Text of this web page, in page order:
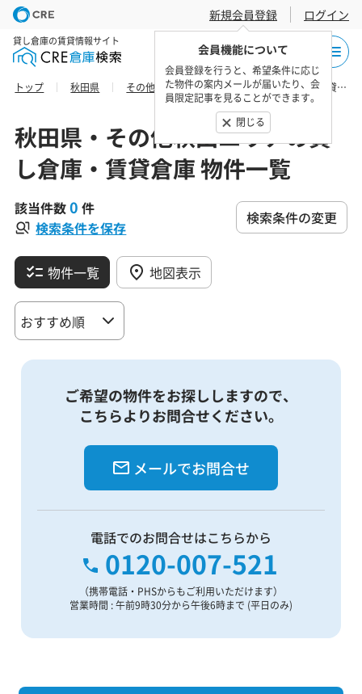
新規会員登録
会員機能について
会員登録を行うと、希望条件に応じ
た物件の案内メールが届いたり、会
員限定記事を見ることができます。
閉じる
ログイン
貸し倉庫の賃貸情報サイト
トップ 秋田県 その他秋田エリア 潟上市の貸し倉庫・賃貸倉庫 物件一覧
秋田県・その他秋田エリアの貸
し倉庫・賃貸倉庫 物件一覧
該当件数0 件
検索条件を保存
検索条件の変更
物件一覧 地図表示
ご希望の物件をお探ししますので、
こちらよりお問合せください。
メールでお問合せ
電話でのお問合せはこちらから
0120-007-521
（携帯電話・PHSからもご利用いただけます）
営業時間 : 午前9時30分から午後6時まで (平日のみ)